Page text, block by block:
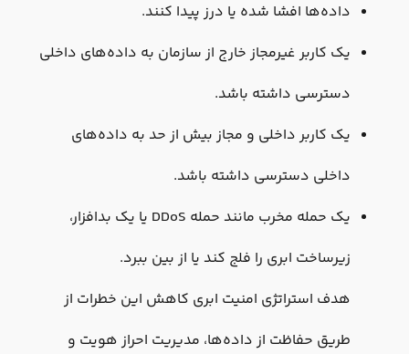
داده‌ها افشا شده یا درز پیدا کنند.
یک کاربر غیرمجاز خارج از سازمان به داده‌های داخلی
دسترسی داشته باشد.
یک کاربر داخلی و مجاز بیش از حد به داده‌های
داخلی دسترسی داشته باشد.
یک حمله مخرب مانند حمله DDoS یا یک بدافزار،
زیرساخت ابری را فلج کند یا از بین ببرد.
هدف استراتژی امنیت ابری کاهش این خطرات از
طریق حفاظت از داده‌ها، مدیریت احراز هویت و